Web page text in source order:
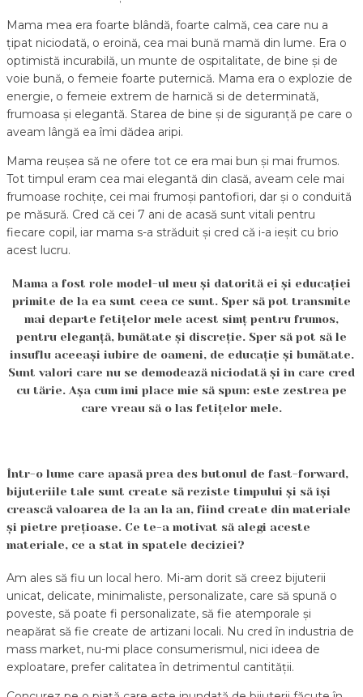
Mama mea era foarte blândă, foarte calmă, cea care nu a
țipat niciodată, o eroină, cea mai bună mamă din lume. Era o
optimistă incurabilă, un munte de ospitalitate, de bine și de
voie bună, o femeie foarte puternică. Mama era o explozie de
energie, o femeie extrem de harnică si de determinată,
frumoasa și elegantă. Starea de bine și de siguranță pe care o
aveam lângă ea îmi dădea aripi.
Mama reușea să ne ofere tot ce era mai bun și mai frumos.
Tot timpul eram cea mai elegantă din clasă, aveam cele mai
frumoase rochițe, cei mai frumoși pantofiori, dar și o conduită
pe măsură. Cred că cei 7 ani de acasă sunt vitali pentru
fiecare copil, iar mama s-a străduit și cred că i-a ieșit cu brio
acest lucru.
Mama a fost role model-ul meu și datorită ei și educației
primite de la ea sunt ceea ce sunt. Sper să pot transmite
mai departe fetițelor mele acest simț pentru frumos,
pentru eleganță, bunătate și discreție. Sper să pot să le
insuflu aceeași iubire de oameni, de educație și bunătate.
Sunt valori care nu se demodează niciodată și în care cred
cu tărie. Așa cum îmi place mie să spun: este zestrea pe
care vreau să o las fetițelor mele.
Într-o lume care apasă prea des butonul de fast-forward,
bijuteriile tale sunt create să reziste timpului și să își
crească valoarea de la an la an, fiind create din materiale
și pietre prețioase. Ce te-a motivat să alegi aceste
materiale, ce a stat în spatele deciziei?
Am ales să fiu un local hero. Mi-am dorit să creez bijuterii
unicat, delicate, minimaliste, personalizate, care să spună o
poveste, să poate fi personalizate, să fie atemporale și
neapărat să fie create de artizani locali. Nu cred în industria de
mass market, nu-mi place consumerismul, nici ideea de
exploatare, prefer calitatea în detrimentul cantității.